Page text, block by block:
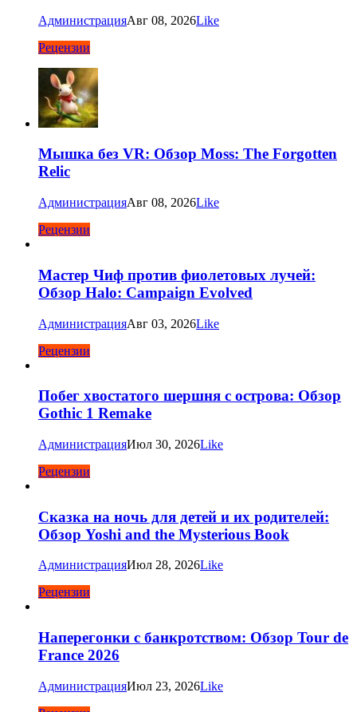
АдминистрацияАвг 08, 2026Like
Рецензии
Мышка без VR: Обзор Moss: The Forgotten
Relic
АдминистрацияАвг 08, 2026Like
Рецензии
Мастер Чиф против фиолетовых лучей:
Обзор Halo: Campaign Evolved
АдминистрацияАвг 03, 2026Like
Рецензии
Побег хвостатого шершня с острова: Обзор
Gothic 1 Remake
АдминистрацияИюл 30, 2026Like
Рецензии
Сказка на ночь для детей и их родителей:
Обзор Yoshi and the Mysterious Book
АдминистрацияИюл 28, 2026Like
Рецензии
Наперегонки с банкротством: Обзор Tour de
France 2026
АдминистрацияИюл 23, 2026Like